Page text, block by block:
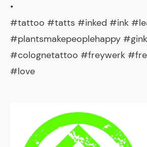
•
#tattoo #tatts #inked #ink
#plantsmakepeoplehappy
#colognetattoo #freywerk
#love